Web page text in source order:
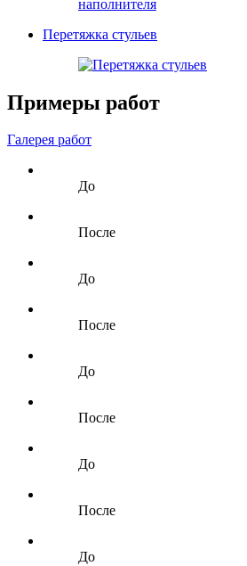
Перетяжка стульев
Примеры работ
Галерея работ
До
После
До
После
До
После
До
После
До